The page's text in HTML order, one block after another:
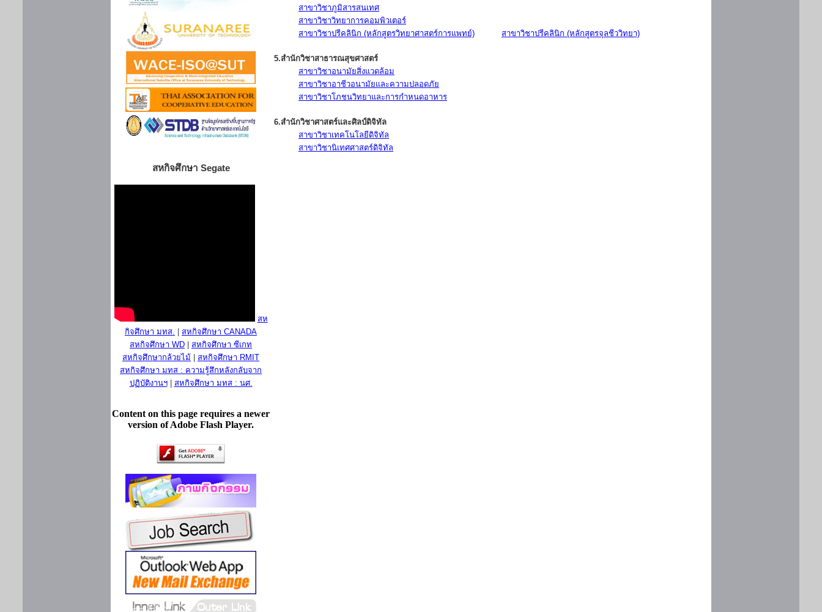
สหกิจศึกษา Segate
สห
กิจศึกษา มทส.
สหกิจศึกษา CANADA
สหกิจศึกษา WD
สหกิจศึกษา ซีเกท
สหกิจศึกษากล้วยไม้
สหกิจศึกษา RMIT
สหกิจศึกษา มทส : ความรู้สึกหลังกลับจาก
ปฏิบัติงานฯ| สหกิจศึกษา มทส : นศ.
Content on this page requires a newer
version of Adobe Flash Player.
สาขาวิชาภูมิสารสนเทศ
สาขาวิชาวิทยาการคอมพิวเตอร์
สาขาวิชาปรีคลินิก (หลักสูตรวิทยาศาสตร์การแพทย์)
สาขาวิชาปรีคลินิก (หลักสูตรจุลชีววิทยา)
5.สำนักวิชาสาธารณสุขศาสตร์
สาขาวิชาอนามัยสิ่งแวดล้อม
สาขาวิชาอาชีวอนามัยและความปลอดภัย
สาขาวิชาโภชนวิทยาและการกำหนดอาหาร
6.สำนักวิชาศาสตร์และศิลป์ดิจิทัล
สาขาวิชาเทคโนโลยีดิจิทัล
สาขาวิชานิเทศศาสตร์ดิจิทัล